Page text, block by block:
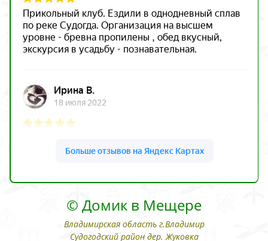
© Домик в Мещере
Владимирская область г.Владимир
Судогодский район дер. Жуковка